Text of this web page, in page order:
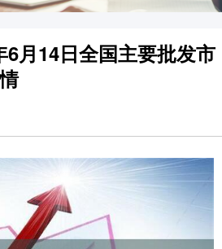
月14日全国主要批发市